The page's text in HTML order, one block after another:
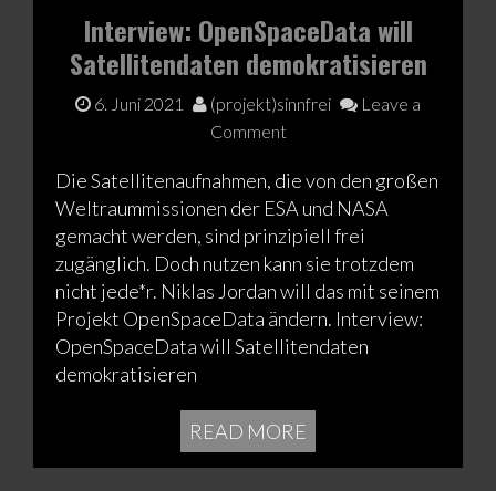
Interview: OpenSpaceData will
Satellitendaten demokratisieren
6. Juni 2021 (projekt)sinnfrei
Leave a
Comment
Die Satellitenaufnahmen, die von den großen
Weltraummissionen der ESA und NASA
gemacht werden, sind prinzipiell frei
zugänglich. Doch nutzen kann sie trotzdem
nicht jede*r. Niklas Jordan will das mit seinem
Projekt OpenSpaceData ändern. Interview:
OpenSpaceData will Satellitendaten
demokratisieren
READ MORE